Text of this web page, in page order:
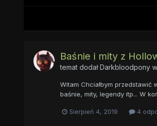
Baśnie i mity z
temat dodałDarkbloodponyw
Witam Chciałbym przedstawić
baśnie, mity, legendy itp... W
Sierpień 4, 2019 4